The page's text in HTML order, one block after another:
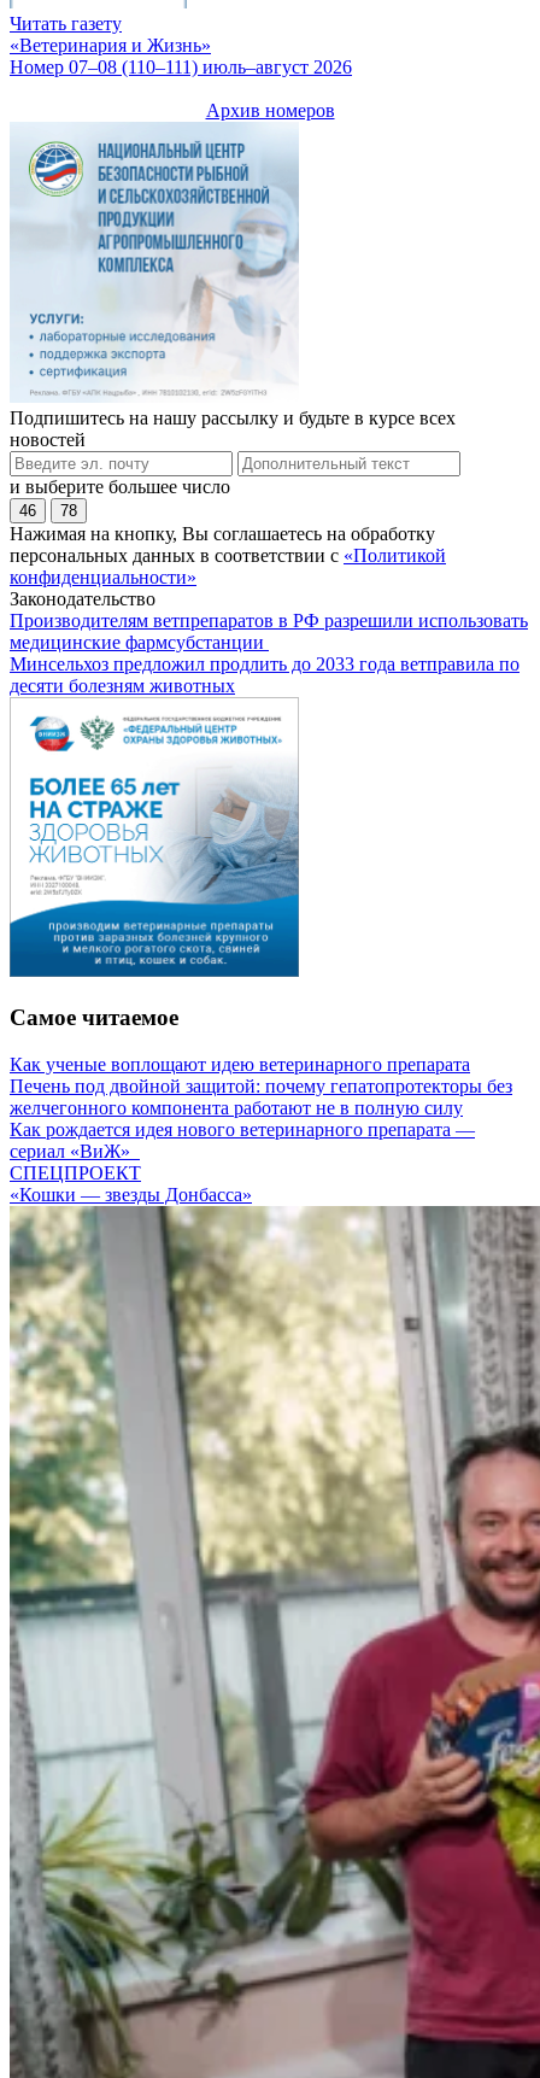
Читать газету
«Ветеринария и Жизнь»
Номер 07–08 (110–111) июль–август 2026
Архив номеров
Подпишитесь на нашу рассылку и будьте в курсе всех
новостей
и выберите большее число
46 78
Нажимая на кнопку, Вы соглашаетесь на обработку
персональных данных в соответствии с «Политикой
конфиденциальности»
Законодательство
Производителям ветпрепаратов в РФ разрешили использовать
медицинские фармсубстанции
Минсельхоз предложил продлить до 2033 года ветправила по
десяти болезням животных
Самое читаемое
Как ученые воплощают идею ветеринарного препарата
Печень под двойной защитой: почему гепатопротекторы без
желчегонного компонента работают не в полную силу
Как рождается идея нового ветеринарного препарата —
сериал «ВиЖ»
СПЕЦПРОЕКТ
«Кошки — звезды Донбасса»